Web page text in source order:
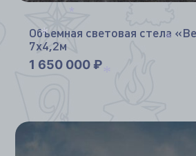
Объемная световая стела
7х4,2м
1 650 000 ₽
*
*